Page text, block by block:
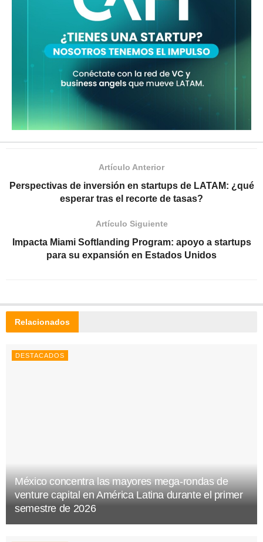
Artículo Anterior
Perspectivas de inversión en startups de LATAM: ¿qué
esperar tras el recorte de tasas?
Artículo Siguiente
Impacta Miami Softlanding Program: apoyo a startups
para su expansión en Estados Unidos
Relacionados
DESTACADOS
México concentra las mayores mega-rondas de
venture capital en América Latina durante el primer
semestre de 2026